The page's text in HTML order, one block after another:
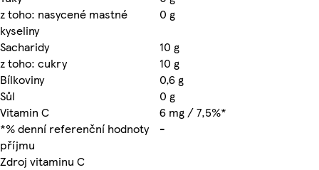
z toho: nasycené mastné
kyseliny
0 g
Sacharidy
10 g
z toho: cukry
10 g
Bílkoviny
0,6 g
Sůl
0 g
Vitamin C
6 mg / 7,5%*
*% denní referenční hodnoty
příjmu
-
Zdroj vitaminu C